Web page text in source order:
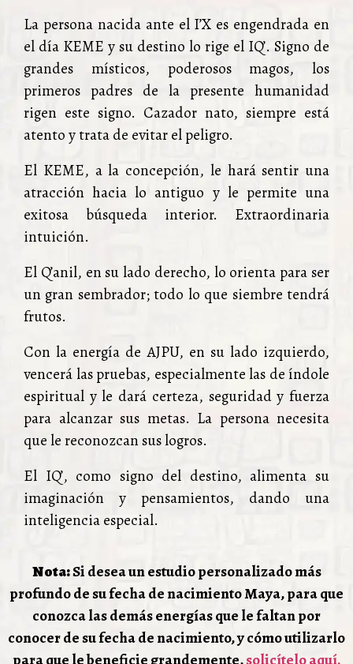
La persona nacida ante el I’X es engendrada en
el día KEME y su destino lo rige el IQ’. Signo de
grandes místicos, poderosos magos, los
primeros padres de la presente humanidad
rigen este signo. Cazador nato, siempre está
atento y trata de evitar el peligro.
El KEME, a la concepción, le hará sentir una
atracción hacia lo antiguo y le permite una
exitosa búsqueda interior. Extraordinaria
intuición.
El Q’anil, en su lado derecho, lo orienta para ser
un gran sembrador; todo lo que siembre tendrá
frutos.
Con la energía de AJPU, en su lado izquierdo,
vencerá las pruebas, especialmente las de índole
espiritual y le dará certeza, seguridad y fuerza
para alcanzar sus metas. La persona necesita
que le reconozcan sus logros.
El IQ’, como signo del destino, alimenta su
imaginación y pensamientos, dando una
inteligencia especial.
Nota:Si desea un estudio personalizado más
profundo de su fecha de nacimiento Maya, para que
conozca las demás energías que le faltan por
conocer de su fecha de nacimiento, y cómo utilizarlo